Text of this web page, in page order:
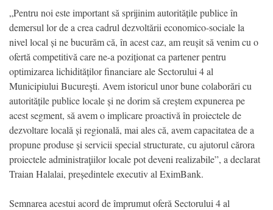
„Pentru noi este important să sprijinim autoritățile publice în
demersul lor de a crea cadrul dezvoltării economico-sociale la
nivel local și ne bucurăm că, în acest caz, am reușit să venim cu o
ofertă competitivă care ne-a poziționat ca partener pentru
optimizarea lichidităților financiare ale Sectorului 4 al
Municipiului Bucureşti. Avem istoricul unor bune colaborări cu
autoritățile publice locale și ne dorim să creștem expunerea pe
acest segment, să avem o implicare proactivă în proiectele de
dezvoltare locală și regională, mai ales că, avem capacitatea de a
propune produse și servicii special structurate, cu ajutorul cărora
proiectele administraţiilor locale pot deveni realizabile”, a declarat
Traian Halalai, președintele executiv al EximBank.
Semnarea acestui acord de împrumut oferă Sectorului 4 al